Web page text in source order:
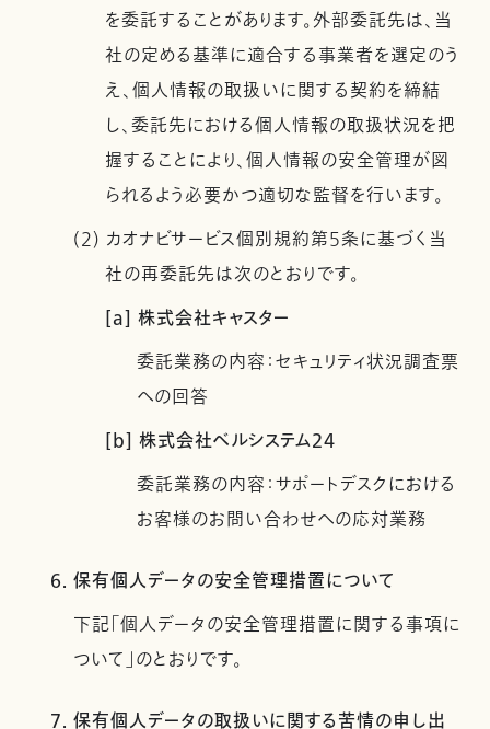
を委託することがあります。外部委託先は、当
社の定める基準に適合する事業者を選定のう
え、個人情報の取扱いに関する契約を締結
し、委託先における個人情報の取扱状況を把
握することにより、個人情報の安全管理が図
られるよう必要かつ適切な監督を行います。
(2) カオナビサービス個別規約第5条に基づく当
社の再委託先は次のとおりです。
[a] 株式会社キャスター
委託業務の内容：セキュリティ状況調査票
への回答
[b] 株式会社ベルシステム24
委託業務の内容：サポートデスクにおける
お客様のお問い合わせへの応対業務
6. 保有個人データの安全管理措置について
下記「個人データの安全管理措置に関する事項に
ついて」のとおりです。
7. 保有個人データの取扱いに関する苦情の申し出